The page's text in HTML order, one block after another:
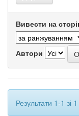
Вивести на
Автори
Результати 1-1 зі